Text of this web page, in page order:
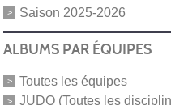
Saison 2025-2026
ALBUMS PAR ÉQUIPES
Toutes les équipes
JUDO (Toutes les